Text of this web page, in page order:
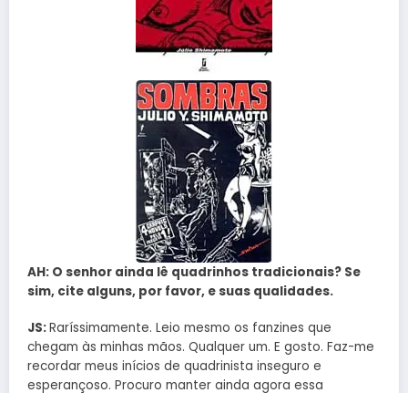
AH: O senhor ainda lê quadrinhos tradicionais? Se
sim, cite alguns, por favor, e suas qualidades.
JS:Raríssimamente. Leio mesmo os fanzines que
chegam às minhas mãos. Qualquer um. E gosto. Faz-me
recordar meus inícios de quadrinista inseguro e
esperançoso. Procuro manter ainda agora essa